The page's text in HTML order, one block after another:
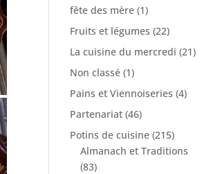
fête des mère(1)
Fruits et légumes (22)
La cuisine du mercredi (21)
Non classé(1)
Pains et Viennoiseries (4)
Partenariat(46)
Potins de cuisine(215)
Almanach et Traditions
(83)